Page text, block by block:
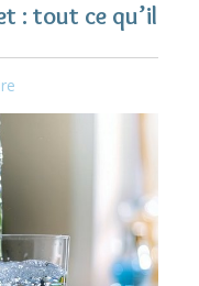
: tout ce qu’il